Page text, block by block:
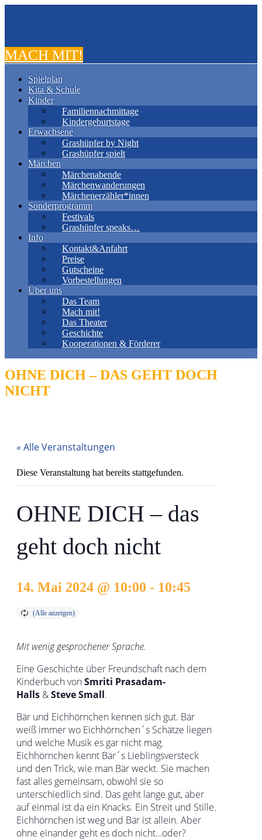
MACH MIT!
Spielplan
Kita & Schule
Kinder
Familiennachmittage
Kindergeburtstage
Erwachsene
Grashüpfer by Night
Grashüpfer spielt
Märchen
Märchenabende
Märchenwanderungen
Märchenerzähler*innen
Sonderprogramm
Festivals
Grashüpfer speaks…
Info
Kontakt&Anfahrt
Preise
Gutscheine
Vorbestellungen
Über uns
Das Team
Mach mit!
Das Theater
Geschichte
Kooperationen & Förderer
OHNE DICH – DAS GEHT DOCH
NICHT
« Alle Veranstaltungen
Diese Veranstaltung hat bereits stattgefunden.
OHNE DICH – das
geht doch nicht
14. Mai 2024 @ 10:00 - 10:45
Mit wenig gesprochener Sprache.
Eine Geschichte über Freundschaft nach dem
Kinderbuch vonSmriti Prasadam-
Halls &Steve Small.
Bär und Eichhörnchen kennen sich gut. Bär
weiß immer wo Eichhörnchen´s Schätze liegen
und welche Musik es gar nicht mag.
Eichhörnchen kennt Bär´s Lieblingsversteck
und den Trick, wie man Bär weckt. Sie machen
fast alles gemeinsam, obwohl sie so
unterschiedlich sind. Das geht lange gut, aber
auf einmal ist da ein Knacks. Ein Streit und Stille.
Eichhörnchen ist weg und Bär ist allein. Aber
ohne einander geht es doch nicht…oder?